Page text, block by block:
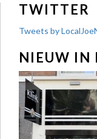
TWITTER
Tweets by
NIEUW IN